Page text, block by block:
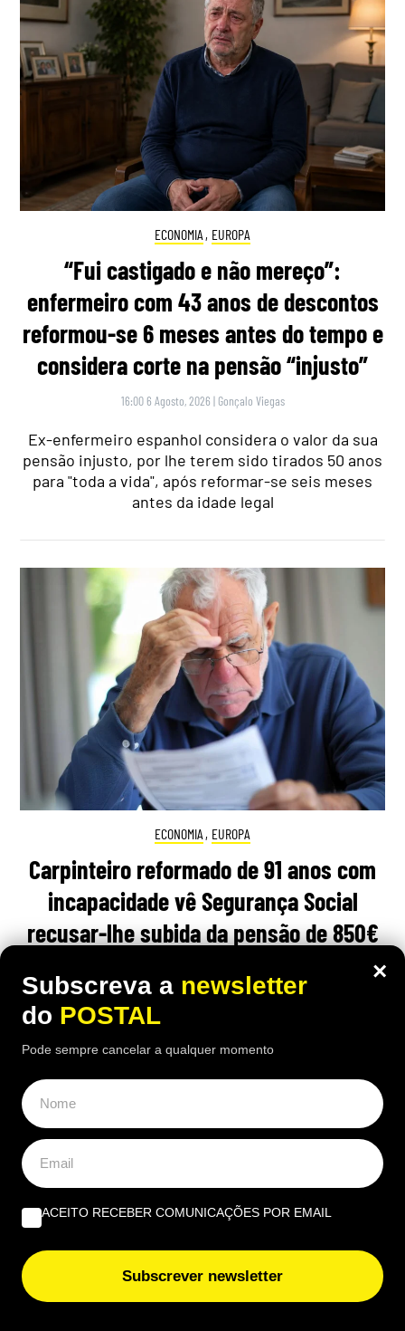
ECONOMIA , EUROPA
“Fui castigado e não mereço”:
enfermeiro com 43 anos de descontos
reformou-se 6 meses antes do tempo e
considera corte na pensão “injusto”
16:00 6 Agosto, 2026 | Gonçalo Viegas
Ex-enfermeiro espanhol considera o valor da sua
pensão injusto, por lhe terem sido tirados 50 anos
para "toda a vida", após reformar-se seis meses
antes da idade legal
ECONOMIA , EUROPA
Carpinteiro reformado de 91 anos com
incapacidade vê Segurança Social
recusar-lhe subida da pensão de 850€
para 1.547€: caso foi ‘parar’ a tribunal
um carpinteiro de 91 anos, apesar das várias
cirurgias e limitações físicas
ÚLTIMAS NOTÍCIAS
Entrevista a Fonseca Martins: “Nunca deixei de pintar,
Trabalhou 39 anos num supermercado, ganhava quase
×
Subscreva a newsletter
do POSTAL
Pode sempre cancelar a qualquer momento
ACEITO RECEBER COMUNICAÇÕES POR EMAIL
Subscrever newsletter